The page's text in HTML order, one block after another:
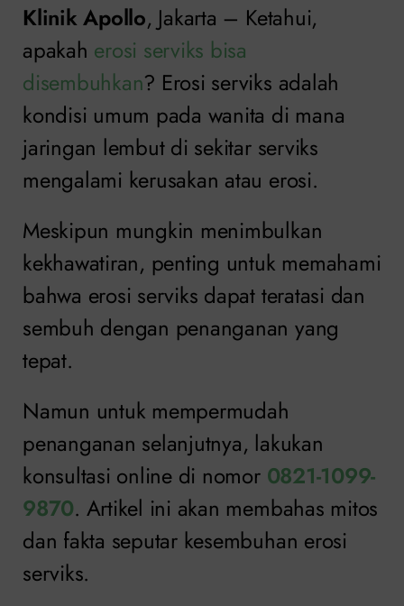
Klinik Apollo, Jakarta – Ketahui,
apakah erosi serviks bisa
disembuhkan? Erosi serviks adalah
kondisi umum pada wanita di mana
jaringan lembut di sekitar serviks
mengalami kerusakan atau erosi.
Meskipun mungkin menimbulkan
kekhawatiran, penting untuk memahami
bahwa erosi serviks dapat teratasi dan
sembuh dengan penanganan yang
tepat.
Namun untuk mempermudah
penanganan selanjutnya, lakukan
konsultasi online di nomor 0821-1099-
9870. Artikel ini akan membahas mitos
dan fakta seputar kesembuhan erosi
serviks.